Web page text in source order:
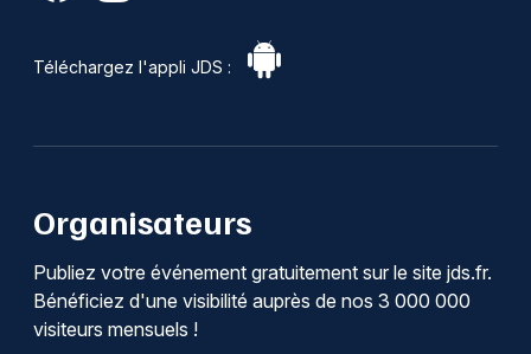
Téléchargez l'appli JDS :
Organisateurs
Publiez votre événement gratuitement sur le site jds.fr.
Bénéficiez d'une visibilité auprès de nos 3 000 000
visiteurs mensuels !